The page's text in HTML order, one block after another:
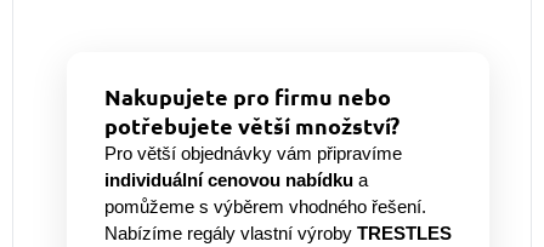
Nakupujete pro firmu nebo
potřebujete větší množství?
Pro větší objednávky vám připravíme
individuální cenovou nabídku a
pomůžeme s výběrem vhodného řešení.
Nabízíme regály vlastní výroby TRESTLES